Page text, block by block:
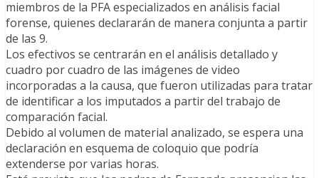
miembros de la PFA especializados en análisis facial
forense, quienes declararán de manera conjunta a partir
de las 9.
Los efectivos se centrarán en el análisis detallado y
cuadro por cuadro de las imágenes de video
incorporadas a la causa, que fueron utilizadas para tratar
de identificar a los imputados a partir del trabajo de
comparación facial.
Debido al volumen de material analizado, se espera una
declaración en esquema de coloquio que podría
extenderse por varias horas.